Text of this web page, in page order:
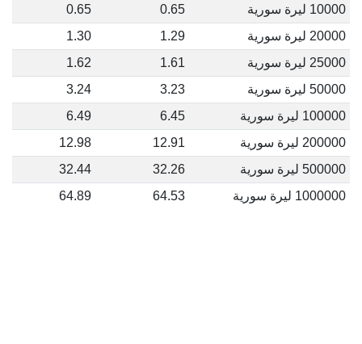
10000 ليرة سورية 0.65
0.65
20000 ليرة سورية
1.29
1.30
25000 ليرة سورية
1.61
1.62
50000 ليرة سورية
3.23
3.24
100000 ليرة سورية
6.45
6.49
200000 ليرة سورية
12.91
12.98
500000 ليرة سورية
32.26
32.44
1000000 ليرة سورية
64.53
64.89